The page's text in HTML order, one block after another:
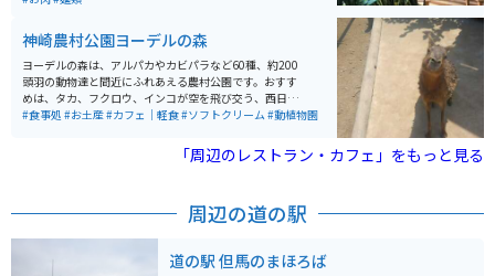
神崎農村公園ヨーデルの森
ヨーデルの森は、アルパカやカビパラなど60種、約200
頭羽の動物達と間近にふれあえる農村公園です。おすす
めは、タカ、フクロウ、インコが空を飛び交う、西日本
最大級のバードパフォーマンスショーです。 パン作りや
で、沢山の種類の花が咲いています。お土産は、園内の
工房で作られたプリンが人気でソフトクリームも美味し
#食事処 #お土産#カフェ｜軽食#ソフトクリーム#動植物園
「周辺のレストラン・カフェ」をもっと見る
周辺の道の駅
道の駅 但馬のまほろば